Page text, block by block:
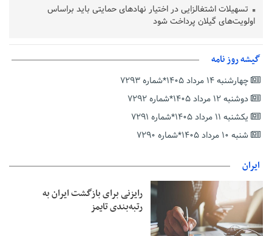
تسهیلات اشتغالزایی در اختیار نهادهای حمایتی باید براساس
اولویت‌های گیلان پرداخت شود
دفتر رهبر انقلاب: مطالب خارج از مراجع رسمی فاقد سندیت است
بقائی: فضای مذاکرات فنی و سیاسی ایران و عمان درباره تنگه هرمز،
مثبت است
رئیس سازمان جهاد کشاورزی استان: کشاورزان گیلان نسبت به
دریافت یارانه کود اقدام کنند
گیشه روز نامه
چهارشنبه ۱۴ مرداد ۱۴۰۵*شماره ۷۲۹۳
دوشنبه ۱۲ مرداد ۱۴۰۵*شماره ۷۲۹۲
یکشنبه ۱۱ مرداد ۱۴۰۵*شماره ۷۲۹۱
شنبه ۱۰ مرداد ۱۴۰۵*شماره ۷۲۹۰
ایران
رایزنی برای بازگشت ایران به
رتبه‌بندی تایمز